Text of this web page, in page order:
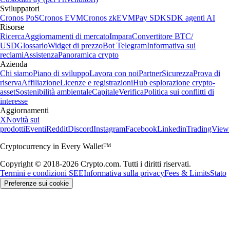
Sviluppatori
Cronos PoSCronos EVMCronos zkEVMPay SDKSDK agenti AI
Risorse
RicercaAggiornamenti di mercatoImparaConvertitore BTC/
USDGlossarioWidget di prezzoBot TelegramInformativa sui
reclamiAssistenzaPanoramica crypto
Azienda
Chi siamoPiano di sviluppoLavora con noiPartnerSicurezzaProva di
riservaAffiliazioneLicenze e registrazioniHub esplorazione crypto-
assetSostenibilità ambientaleCapitaleVerificaPolitica sui conflitti di
interesse
Aggiornamenti
XNovità sui
prodottiEventiRedditDiscordInstagramFacebookLinkedinTradingView
Cryptocurrency in Every Wallet™
Copyright © 2018-2026 Crypto.com. Tutti i diritti riservati.
Termini e condizioni SEEInformativa sulla privacyFees & LimitsStato
Preferenze sui cookie